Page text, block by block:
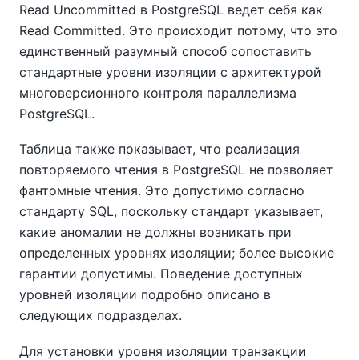
Read Uncommitted в PostgreSQL ведет себя как
Read Committed. Это происходит потому, что это
единственный разумный способ сопоставить
стандартные уровни изоляции с архитектурой
многоверсионного контроля параллелизма
PostgreSQL.
Таблица также показывает, что реализация
повторяемого чтения в PostgreSQL не позволяет
фантомные чтения. Это допустимо согласно
стандарту SQL, поскольку стандарт указывает,
какие аномалии не должны возникать при
определенных уровнях изоляции; более высокие
гарантии допустимы. Поведение доступных
уровней изоляции подробно описано в
следующих подразделах.
Для установки уровня изоляции транзакции